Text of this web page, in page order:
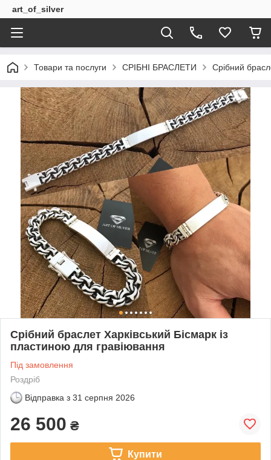
art_of_silver
Товари та послуги СРІБНІ БРАСЛЕТИ Срібний
Срібний браслет Харківський Бісмарк із
пластиною для гравіювання
Під замовлення
Роздріб
Відправка з 31 серпня 2026
26 500 ₴
Купити